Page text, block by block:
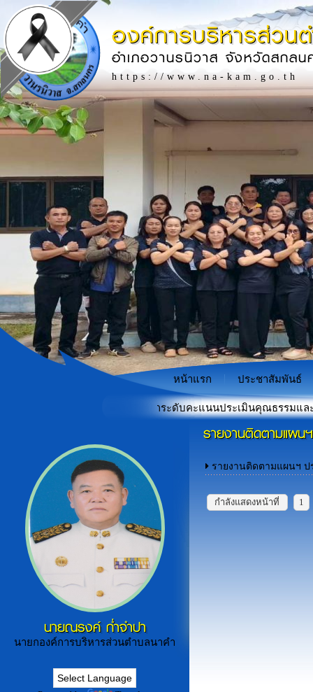
องค์การบริหารส่วน
อำเภอวานรนิวาส จังหวัดสกลน
https://www.na-kam.go.th
"เกราะป้องกันภัยไซเบอร์สำหรั
อนเพื่อพัฒนาและยกระดับคะแนนประเมินคุณธรรมและความโปร่งใส
หน้าแรก ประชาสัมพันธ์
นายณรงค์ ก่ำจำปา
นายกองค์การบริหารส่วนตำบลนาคำ
รายงานติดตามแผน
รายงานติดตามแผนฯ ป
กำลังแสดงหน้าที่ 1